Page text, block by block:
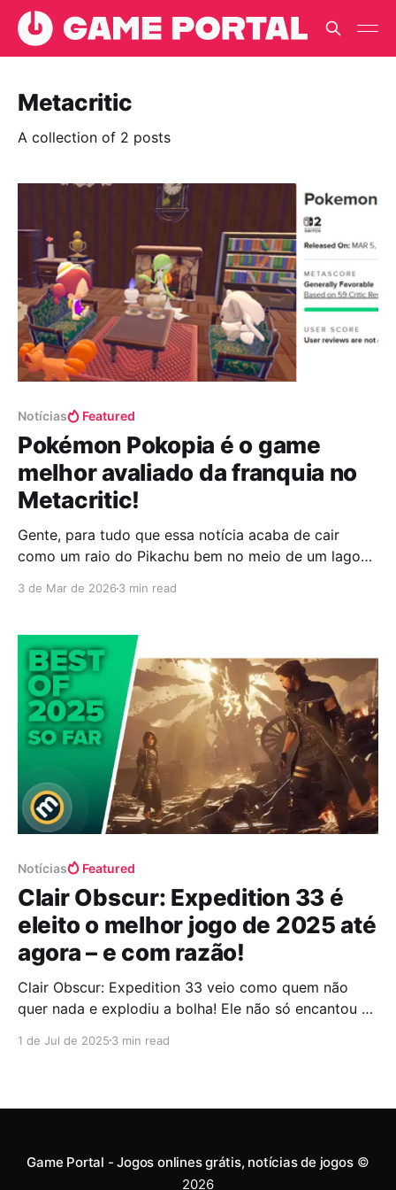
Metacritic
A collection of 2 posts
Notícias Featured
Pokémon Pokopia é o game
melhor avaliado da franquia no
Metacritic!
Gente, para tudo que essa notícia acaba de cair
como um raio do Pikachu bem no meio de um lago
É aquele tipo de
3 de Mar de 2026 3 min read
Notícias Featured
Clair Obscur: Expedition 33 é
eleito o melhor jogo de 2025 até
agora – e com razão!
Clair Obscur: Expedition 33 veio como quem não
quer nada e explodiu a bolha! Ele não só encantou a
como o melhor jogo do ano até agora. Sim, isso
1 de Jul de 2025 3 min read
Game Portal - Jogos onlines grátis, notícias de jogos©
2026